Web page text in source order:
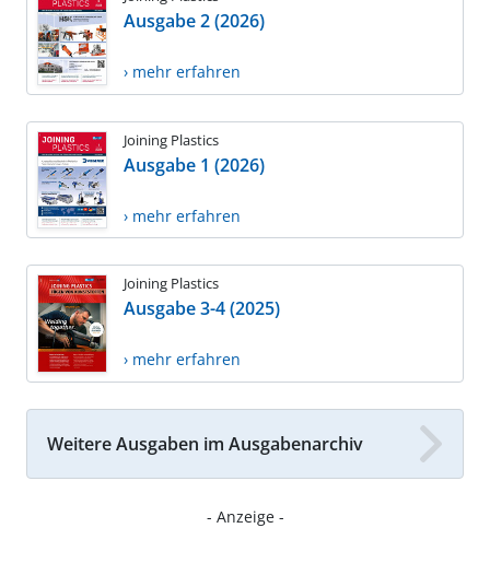
Ausgabe 2 (2026)
› mehr erfahren
Joining Plastics
Ausgabe 1 (2026)
› mehr erfahren
Joining Plastics
Ausgabe 3-4 (2025)
› mehr erfahren
Weitere Ausgaben im Ausgabenarchiv
- Anzeige -